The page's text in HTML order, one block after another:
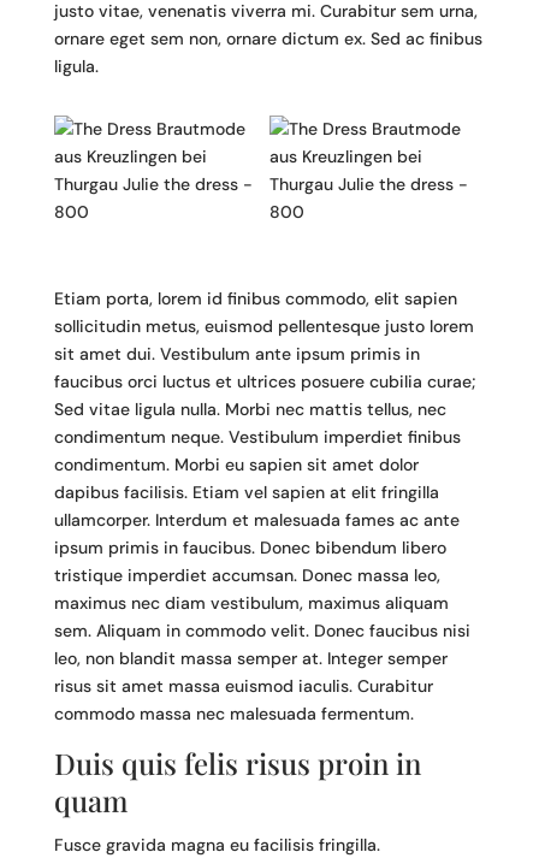
justo vitae, venenatis viverra mi. Curabitur sem urna,
ornare eget sem non, ornare dictum ex. Sed ac finibus
ligula.
Etiam porta, lorem id finibus commodo, elit sapien
sollicitudin metus, euismod pellentesque justo lorem
sit amet dui. Vestibulum ante ipsum primis in
faucibus orci luctus et ultrices posuere cubilia curae;
Sed vitae ligula nulla. Morbi nec mattis tellus, nec
condimentum neque. Vestibulum imperdiet finibus
condimentum. Morbi eu sapien sit amet dolor
dapibus facilisis. Etiam vel sapien at elit fringilla
ullamcorper. Interdum et malesuada fames ac ante
ipsum primis in faucibus. Donec bibendum libero
tristique imperdiet accumsan. Donec massa leo,
maximus nec diam vestibulum, maximus aliquam
sem. Aliquam in commodo velit. Donec faucibus nisi
leo, non blandit massa semper at. Integer semper
risus sit amet massa euismod iaculis. Curabitur
commodo massa nec malesuada fermentum.
Duis quis felis risus proin in
quam
Fusce gravida magna eu facilisis fringilla.